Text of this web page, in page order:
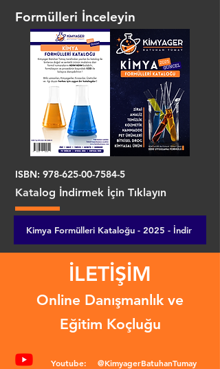
Formülleri İnceleyin
ISBN: 978-625-00-7584-5
Katalog İndirmek İçin Tıklayın
Kimya Formülleri Kataloğu - 2025 - İndir
İLETİŞİM
Online Danışmanlık ve
Eğitim Koçluğu
Youtube: @KimyagerBatuhanTumay